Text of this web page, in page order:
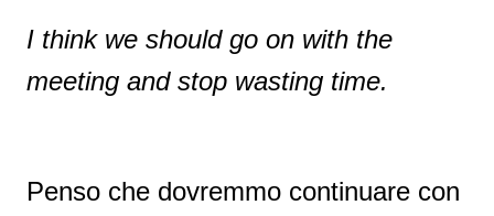
I think we should go on with the
meeting and stop wasting time.
Penso che dovremmo continuare con